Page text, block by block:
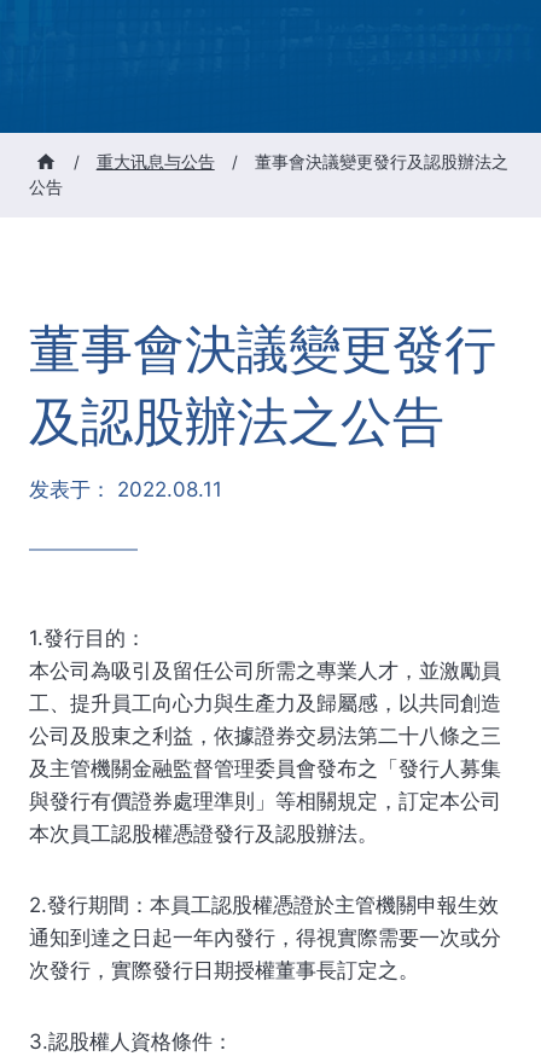
/ 重大讯息与公告 /
董事會決議變更發行及認股辦法之
公告
董事會決議變更發行
及認股辦法之公告
发表于： 2022.08.11
1.發行目的：
本公司為吸引及留任公司所需之專業人才，並激勵員
工、提升員工向心力與生產力及歸屬感，以共同創造
公司及股東之利益，依據證券交易法第二十八條之三
及主管機關金融監督管理委員會發布之「發行人募集
與發行有價證券處理準則」等相關規定，訂定本公司
本次員工認股權憑證發行及認股辦法。
2.發行期間：本員工認股權憑證於主管機關申報生效
通知到達之日起一年內發行，得視實際需要一次或分
次發行，實際發行日期授權董事長訂定之。
3.認股權人資格條件：